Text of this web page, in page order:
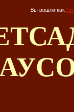
Вы вошли как